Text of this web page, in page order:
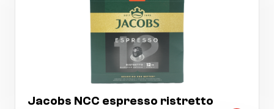
Jacobs NCC espresso ristretto